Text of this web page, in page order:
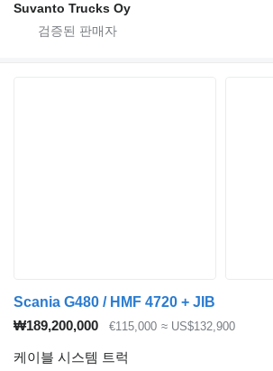
Suvanto Trucks Oy
Scania G480 / HMF 4720 + JIB
₩189,200,000
€115,000 ≈ US$132,900
케이블 시스템 트럭